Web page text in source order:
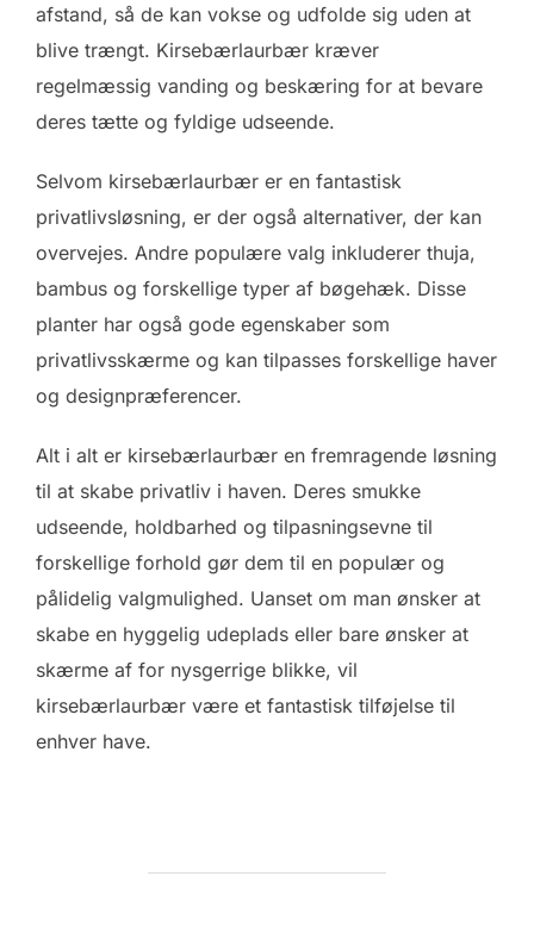
afstand, så de kan vokse og udfolde sig uden at
blive trængt. Kirsebærlaurbær kræver
regelmæssig vanding og beskæring for at bevare
deres tætte og fyldige udseende.
Selvom kirsebærlaurbær er en fantastisk
privatlivsløsning, er der også alternativer, der kan
overvejes. Andre populære valg inkluderer thuja,
bambus og forskellige typer af bøgehæk. Disse
planter har også gode egenskaber som
privatlivsskærme og kan tilpasses forskellige haver
og designpræferencer.
Alt i alt er kirsebærlaurbær en fremragende løsning
til at skabe privatliv i haven. Deres smukke
udseende, holdbarhed og tilpasningsevne til
forskellige forhold gør dem til en populær og
pålidelig valgmulighed. Uanset om man ønsker at
skabe en hyggelig udeplads eller bare ønsker at
skærme af for nysgerrige blikke, vil
kirsebærlaurbær være et fantastisk tilføjelse til
enhver have.